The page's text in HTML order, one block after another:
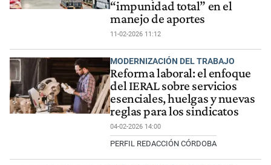
“impunidad total” en el
manejo de aportes
11-02-2026 11:12
MODERNIZACIÓN DEL TRABAJO
Reforma laboral: el enfoque
del IERAL sobre servicios
esenciales, huelgas y nuevas
reglas para los sindicatos
04-02-2026 14:00
PERFIL REDACCIÓN CÓRDOBA